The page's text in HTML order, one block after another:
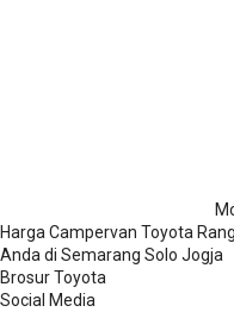
Harga Campervan Toyota
Anda di Semarang Solo Jogja
Brosur Toyota
Social Media